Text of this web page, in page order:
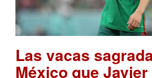
Las vacas
México que